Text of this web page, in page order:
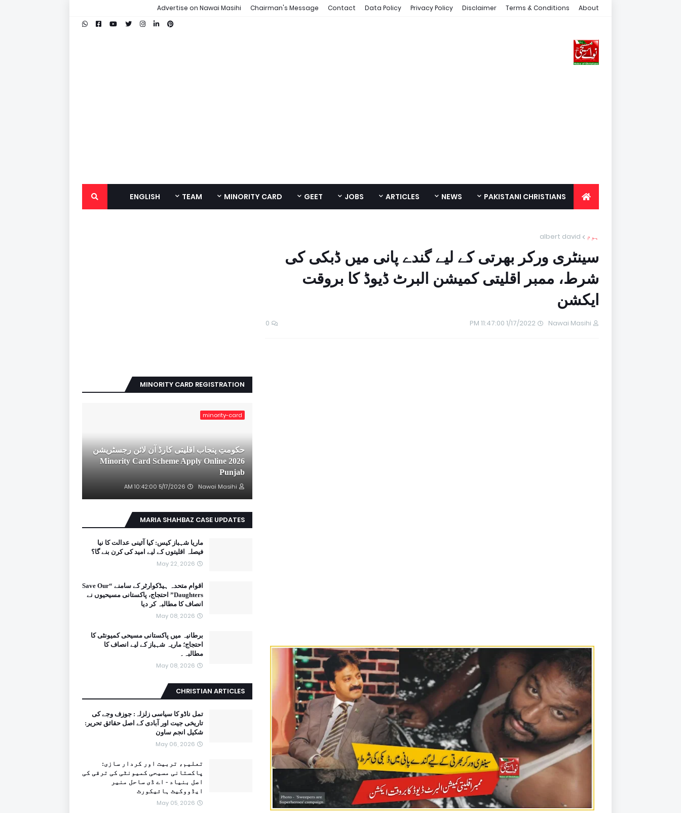
About
Terms & Conditions
Disclaimer
Privacy Policy
Data Policy
Contact
Chairman's Message
Advertise on Nawai Masihi
PAKISTANI CHRISTIANS
NEWS
ARTICLES
JOBS
GEET
MINORITY CARD
TEAM
ENGLISH
ہوم albert david
سینٹری ورکر بھرتی کے لیے گندے پانی میں ڈبکی کی
شرط، ممبر اقلیتی کمیشن البرٹ ڈیوڈ کا بروقت
ایکشن
Nawai Masihi
1/17/2022 11:47:00 PM
0
MINORITY CARD REGISTRATION
minority-card
حکومتِ پنجاب اقلیتی کارڈ آن لائن رجسٹریشن
2026 Minority Card Scheme Apply Online
Punjab
Nawai Masihi
5/17/2026 10:42:00 AM
MARIA SHAHBAZ CASE UPDATES
ماریا شہباز کیس: کیا آئینی عدالت کا نیا
فیصلہ اقلیتوں کے لیے امید کی کرن بنے گا؟
May 22, 2026
اقوام متحدہ ہیڈکوارٹر کے سامنے “Save Our
Daughters” احتجاج، پاکستانی مسیحیوں نے
انصاف کا مطالبہ کر دیا
May 08, 2026
برطانیہ میں پاکستانی مسیحی کمیونٹی کا
احتجاج؛ ماریہ شہباز کے لیے انصاف کا
مطالبہ۔
May 08, 2026
CHRISTIAN ARTICLES
تمل ناڈو کا سیاسی زلزلہ: جوزف وجے کی
تاریخی جیت اور آبادی کے اصل حقائق تحریر:
شکیل انجم ساون
May 06, 2026
تعلیم، تربیت اور کردار سازی:
پاکستانی مسیحی کمیونٹی کی ترقی کی
اصل بنیاد - اے ڈی ساحل منیر
ایڈووکیٹ ہائیکورٹ
May 05, 2026